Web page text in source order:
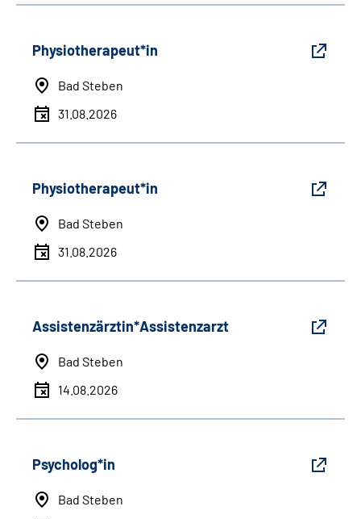
Physiotherapeut*in
Bad Steben
31.08.2026
Physiotherapeut*in
Bad Steben
31.08.2026
Assistenzärztin*Assistenzarzt
Bad Steben
14.08.2026
Psycholog*in
Bad Steben